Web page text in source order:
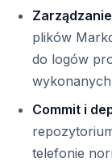
plików
do logów
Commit i
telefonie